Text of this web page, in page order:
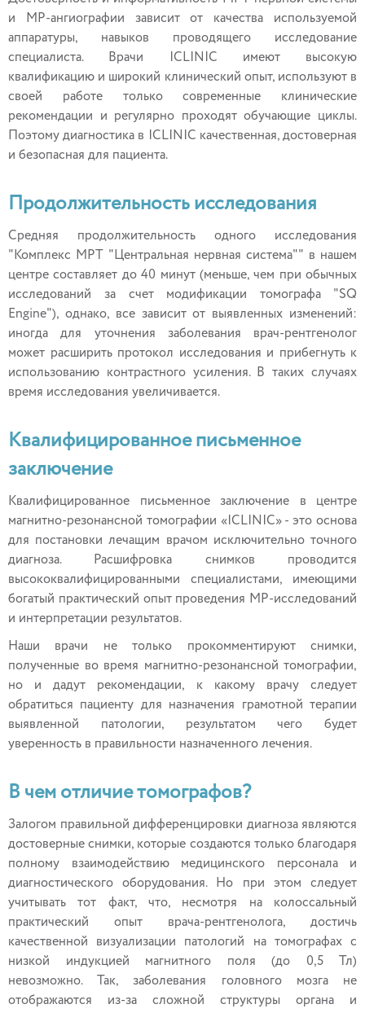
и МР-ангиографии зависит от качества используемой
аппаратуры, навыков проводящего исследование
специалиста. Врачи ICLINIC имеют высокую
квалификацию и широкий клинический опыт, используют в
своей работе только современные клинические
рекомендации и регулярно проходят обучающие циклы.
Поэтому диагностика в ICLINIC качественная, достоверная
и безопасная для пациента.
Продолжительность исследования
Средняя продолжительность одного исследования
"Комплекс МРТ "Центральная нервная система"" в нашем
центре составляет до 40 минут (меньше, чем при обычных
исследований за счет модификации томографа "SQ
Engine"), однако, все зависит от выявленных изменений:
иногда для уточнения заболевания врач-рентгенолог
может расширить протокол исследования и прибегнуть к
использованию контрастного усиления. В таких случаях
время исследования увеличивается.
Квалифицированное письменное
заключение
Квалифицированное письменное заключение в центре
магнитно-резонансной томографии «ICLINIC» - это основа
для постановки лечащим врачом исключительно точного
диагноза. Расшифровка снимков проводится
высококвалифицированными специалистами, имеющими
богатый практический опыт проведения МР-исследований
и интерпретации результатов.
Наши врачи не только прокомментируют снимки,
полученные во время магнитно-резонансной томографии,
но и дадут рекомендации, к какому врачу следует
обратиться пациенту для назначения грамотной терапии
выявленной патологии, результатом чего будет
уверенность в правильности назначенного лечения.
В чем отличие томографов?
Залогом правильной дифференцировки диагноза являются
достоверные снимки, которые создаются только благодаря
полному взаимодействию медицинского персонала и
диагностического оборудования. Но при этом следует
учитывать тот факт, что, несмотря на колоссальный
практический опыт врача-рентгенолога, достичь
качественной визуализации патологий на томографах с
низкой индукцией магнитного поля (до 0,5 Тл)
невозможно. Так, заболевания головного мозга не
отображаются из-за сложной структуры органа и